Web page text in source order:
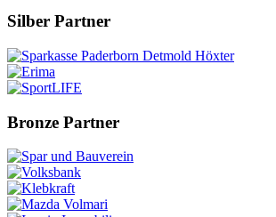
Silber Partner
Bronze Partner